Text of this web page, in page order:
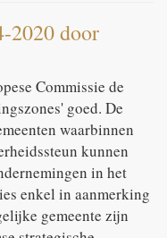
2020 door
Commissie de
goed. De
waarbinnen
kunnen
in het
enkel in aanmerking
gemeente zijn